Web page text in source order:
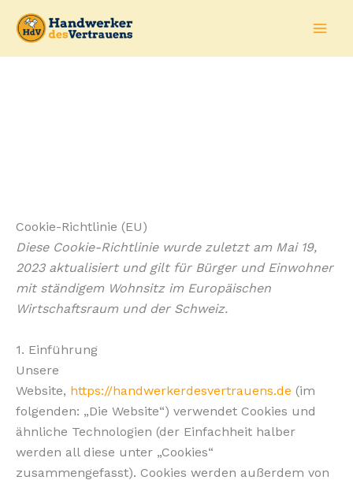
Inhalt
Cookie-Richtlinie (EU)
Diese Cookie-Richtlinie wurde zuletzt am Mai 19,
2023 aktualisiert und gilt für Bürger und Einwohner
mit ständigem Wohnsitz im Europäischen
Wirtschaftsraum und der Schweiz.
1. Einführung
Unsere
Website, https://handwerkerdesvertrauens.de (im
folgenden: „Die Website“) verwendet Cookies und
ähnliche Technologien (der Einfachheit halber
werden all diese unter „Cookies“
zusammengefasst). Cookies werden außerdem von